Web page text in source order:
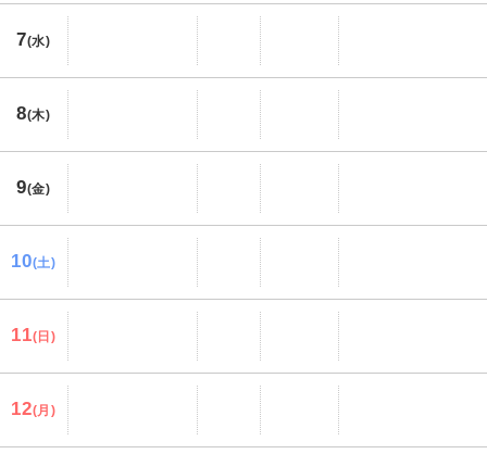
7(水)
8(木)
9(金)
10(土)
11(日)
12(月)